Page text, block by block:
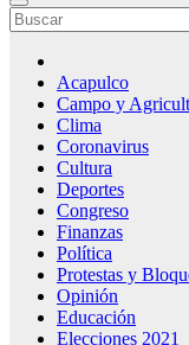
Acapulco
Campo y
Clima
Coronavirus
Cultura
Deportes
Congreso
Finanzas
Política
Protestas y
Opinión
Educación
Elecciones 2021